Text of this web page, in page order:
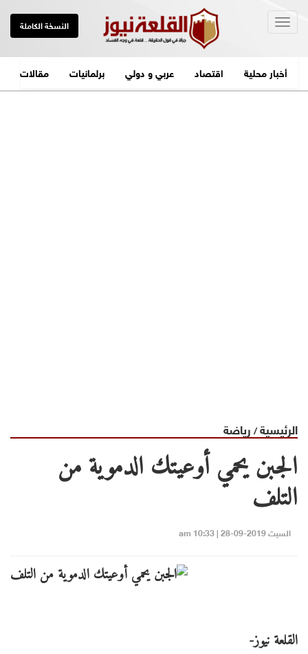
النسخة الكاملة
أخبار محلية اقتصاد عربي و دولي برلمانيات مقالات
الرئيسية/ رياضة
الجبن يحمي أوعيتك الدموية من
التلف
السبت 2019-09-28 | 10:33 am
القلعة نيوز-